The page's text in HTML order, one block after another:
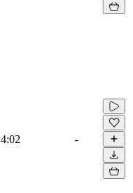
4:02 -